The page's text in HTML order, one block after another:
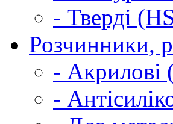
- Тверді
Розчинники,
- Акрилові
-